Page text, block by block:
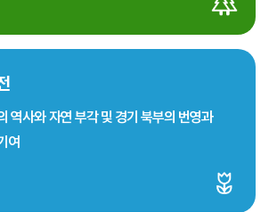
역사와 자연 부각 및 경기 북부의 번영과
여